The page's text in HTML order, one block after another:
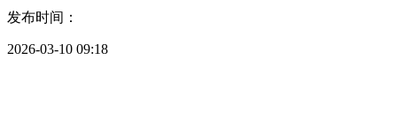
发布时间：
2026-03-10 09:18